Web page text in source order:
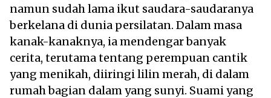
namun sudah lama ikut saudara-saudaranya
berkelana di dunia persilatan. Dalam masa
kanak-kanaknya, ia mendengar banyak
cerita, terutama tentang perempuan cantik
yang menikah, diiringi lilin merah, di dalam
rumah bagian dalam yang sunyi. Suami yang